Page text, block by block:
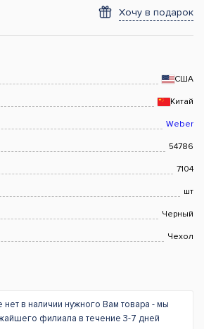
Хочу в подарок
США
Китай
Weber
54786
7104
шт
Черный
Чехол
в наличии нужного Вам товара - мы
филиала в течение 3-7 дней